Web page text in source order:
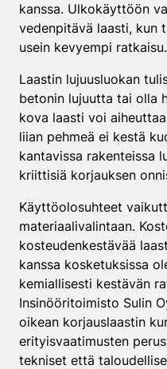
kanssa. Ulkokäyttöön
vedenpitävä laasti, kun
usein kevyempi ratkaisu.
Laastin lujuusluokan
betonin lujuutta tai olla
kova laasti voi
liian pehmeä ei kestä
kantavissa rakenteissa
kriittisiä korjauksen
Käyttöolosuhteet
materiaalivalintaan.
kosteudenkestävää
kanssa kosketuksissa
kemiallisesti kestävän
Insinööritoimisto Sulin
oikean korjauslaastin
erityisvaatimusten
tekniset että